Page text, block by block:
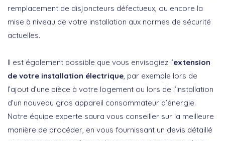
remplacement de disjoncteurs défectueux, ou encore la
mise à niveau de votre installation aux normes de sécurité
actuelles.
Il est également possible que vous envisagiez l’extension
de votre installation électrique , par exemple lors de
l’ajout d’une pièce à votre logement ou lors de l’installation
d’un nouveau gros appareil consommateur d’énergie.
Notre équipe experte saura vous conseiller sur la meilleure
manière de procéder, en vous fournissant un devis détaillé